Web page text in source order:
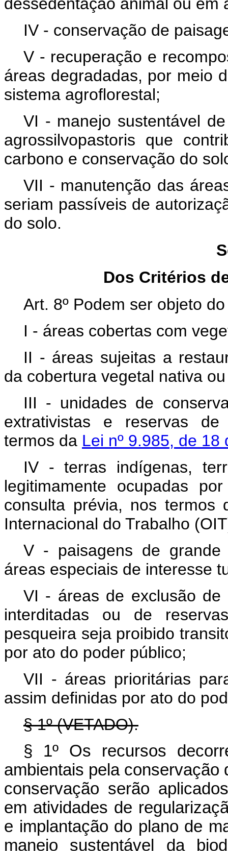
IV - conservação de
V - recuperação e
áreas degradadas, por meio
sistema agroflorestal;
VI - manejo sustentável
agrossilvopastoris que
carbono e conservação do
VII - manutenção das
seriam passíveis de
do solo.
Dos Critérios
Art. 8º Podem ser objeto
I - áreas cobertas com
II - áreas sujeitas a
da cobertura vegetal nativa
III - unidades de
extrativistas e reservas de
termos da Lei nº 9.985, de
IV - terras indígenas,
legitimamente ocupadas
consulta prévia, nos termos
Internacional do Trabalho
V - paisagens de grande
áreas especiais de interesse
VI - áreas de exclusão de
interditadas ou de
pesqueira seja proibido
por ato do poder público;
VII - áreas prioritárias
assim definidas por ato do
§ 1º (VETADO).
§ 1º Os recursos
ambientais pela conservação
conservação serão
em atividades de
e implantação do plano de
manejo sustentável da